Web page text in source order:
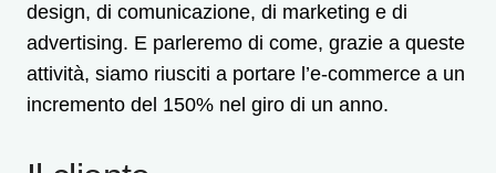
design, di comunicazione, di marketing e di
advertising. E parleremo di come, grazie a queste
attività, siamo riusciti a portare l’e-commerce a un
incremento del 150% nel giro di un anno.